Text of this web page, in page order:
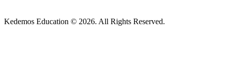
Kedemos Education © 2026. All Rights Reserved.